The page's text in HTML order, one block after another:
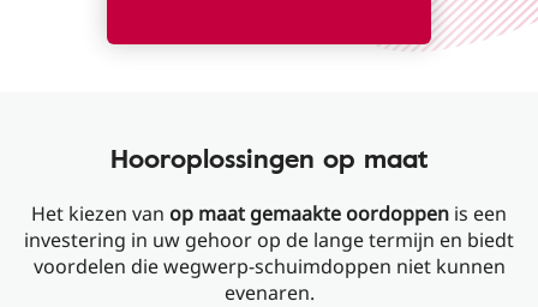
Hooroplossingen op maat
Het kiezen van op maat gemaakte oordoppen is een
investering in uw gehoor op de lange termijn en biedt
voordelen die wegwerp-schuimdoppen niet kunnen
evenaren.